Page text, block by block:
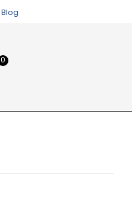
Blog
0